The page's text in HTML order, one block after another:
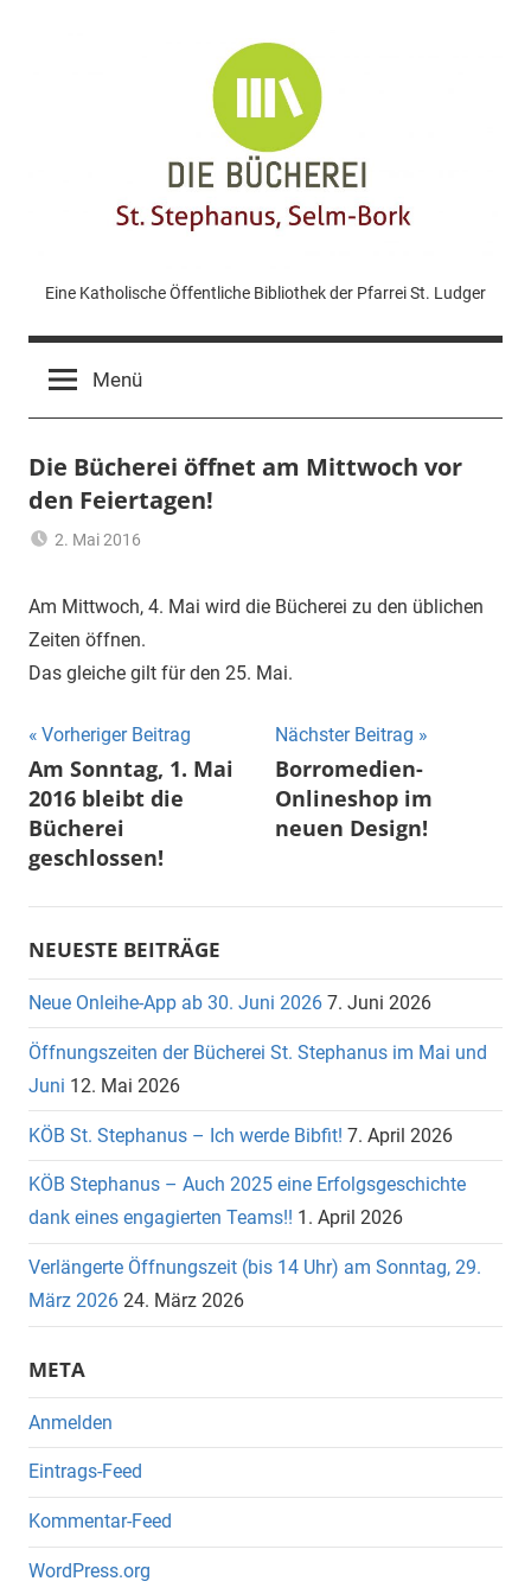
KÖB
St.
Stephanus
Bork
Eine Katholische Öffentliche Bibliothek der Pfarrei St. Ludger
Menü
Die Bücherei öffnet am Mittwoch vor
den Feiertagen!
2. Mai 2016
Sommer
Allgemein
Am Mittwoch, 4. Mai wird die Bücherei zu den üblichen
Zeiten öffnen.
Das gleiche gilt für den 25. Mai.
Beitragsnavigation
Vorheriger Beitrag
Am Sonntag, 1. Mai
2016 bleibt die
Bücherei
geschlossen!
Nächster Beitrag
Borromedien-
Onlineshop im
neuen Design!
NEUESTE BEITRÄGE
Neue Onleihe-App ab 30. Juni 2026 7. Juni 2026
Öffnungszeiten der Bücherei St. Stephanus im Mai und
Juni 12. Mai 2026
KÖB St. Stephanus – Ich werde Bibfit! 7. April 2026
KÖB Stephanus – Auch 2025 eine Erfolgsgeschichte
dank eines engagierten Teams!! 1. April 2026
Verlängerte Öffnungszeit (bis 14 Uhr) am Sonntag, 29.
März 2026 24. März 2026
META
Anmelden
Eintrags-Feed
Kommentar-Feed
WordPress.org